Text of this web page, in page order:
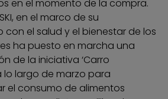
en el momento de la compra.
en el marco de su
con el salud y el bienestar de los
ha puesto en marcha una
de la iniciativa ‘Carro
lo largo de marzo para
el consumo de alimentos